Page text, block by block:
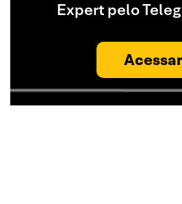
Expert pelo
Acessar